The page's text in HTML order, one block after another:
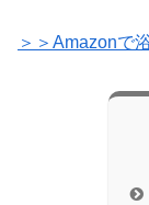
＞＞Amazonで